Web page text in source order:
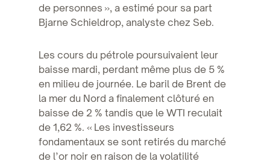
de personnes », a estimé pour sa part
Bjarne Schieldrop, analyste chez Seb.
Les cours du pétrole poursuivaient leur
baisse mardi, perdant même plus de 5 %
en milieu de journée. Le baril de Brent de
la mer du Nord a finalement clôturé en
baisse de 2 % tandis que le WTI reculait
de 1,62 %. « Les investisseurs
fondamentaux se sont retirés du marché
de l’or noir en raison de la volatilité